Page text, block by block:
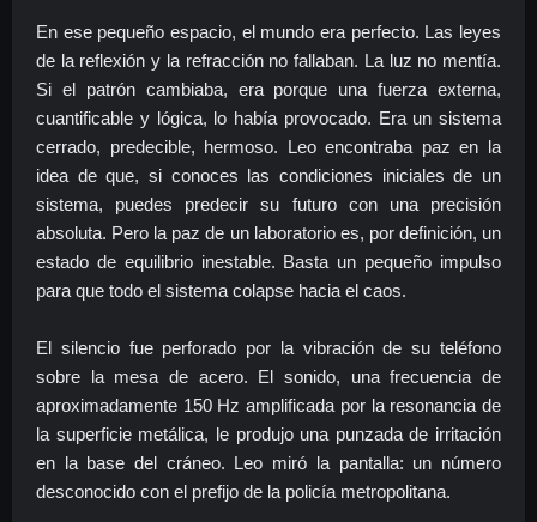
En ese pequeño espacio, el mundo era perfecto. Las leyes
de la reflexión y la refracción no fallaban. La luz no mentía.
Si el patrón cambiaba, era porque una fuerza externa,
cuantificable y lógica, lo había provocado. Era un sistema
cerrado, predecible, hermoso. Leo encontraba paz en la
idea de que, si conoces las condiciones iniciales de un
sistema, puedes predecir su futuro con una precisión
absoluta. Pero la paz de un laboratorio es, por definición, un
estado de equilibrio inestable. Basta un pequeño impulso
para que todo el sistema colapse hacia el caos.
El silencio fue perforado por la vibración de su teléfono
sobre la mesa de acero. El sonido, una frecuencia de
aproximadamente 150 Hz amplificada por la resonancia de
la superficie metálica, le produjo una punzada de irritación
en la base del cráneo. Leo miró la pantalla: un número
desconocido con el prefijo de la policía metropolitana.